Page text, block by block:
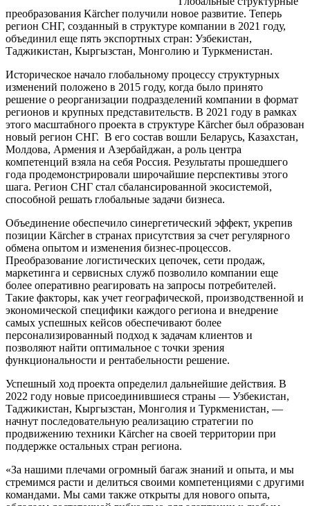
преобразования Kärcher получили новое развитие. Теперь
регион СНГ, созданный в структуре компании в 2021 году,
объединил еще пять экспортных стран: Узбекистан,
Таджикистан, Кыргызстан, Монголию и Туркменистан.
Историческое начало глобальному процессу структурных
изменений положено в 2015 году, когда было принято
решение о реорганизации подразделений компании в формат
регионов и крупных представительств. В 2021 году в рамках
этого масштабного проекта в структуре Kärcher был образован
новый регион СНГ. В его состав вошли Беларусь, Казахстан,
Молдова, Армения и Азербайджан, а роль центра
компетенций взяла на себя Россия. Результаты прошедшего
года продемонстрировали широчайшие перспективы этого
шага. Регион СНГ стал сбалансированной экосистемой,
способной решать глобальные задачи бизнеса.
Объединение обеспечило синергетический эффект, укрепив
позиции Kärcher в странах присутствия за счет регулярного
обмена опытом и изменения бизнес-процессов.
Преобразование логистических цепочек, сети продаж,
маркетинга и сервисных служб позволило компании еще
более оперативно реагировать на запросы потребителей.
Такие факторы, как учет географической, производственной и
экономической специфики каждого региона и внедрение
самых успешных кейсов обеспечивают более
персонализированный подход к задачам клиентов и
позволяют найти оптимальное с точки зрения
функциональности и рентабельности решение.
Успешный ход проекта определил дальнейшие действия. В
2022 году новые присоединившиеся страны — Узбекистан,
Таджикистан, Кыргызстан, Монголия и Туркменистан, —
начнут последовательную реализацию стратегии по
продвижению техники Kärcher на своей территории при
поддержке остальных стран региона.
«За нашими плечами огромный багаж знаний и опыта, и мы
стремимся расти и делиться своими компетенциями с другими
командами. Мы сами также открыты для нового опыта,